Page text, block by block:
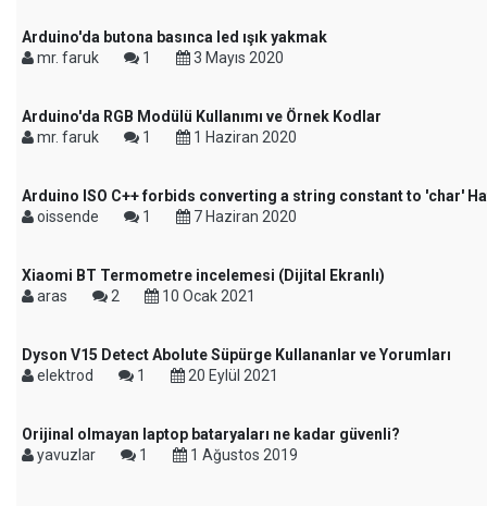
Arduino'da butona basınca led ışık yakmak
mr. faruk
1 3 Mayıs 2020
Arduino'da RGB Modülü Kullanımı ve Örnek Kodlar
mr. faruk
1 1 Haziran 2020
Arduino ISO C++ forbids converting a string constant to 'char'
oissende
1 7 Haziran 2020
Xiaomi BT Termometre incelemesi (Dijital Ekranlı)
aras
2 10 Ocak 2021
Dyson V15 Detect Abolute Süpürge Kullananlar ve Yorumları
elektrod
1 20 Eylül 2021
Orijinal olmayan laptop bataryaları ne kadar güvenli?
yavuzlar
1 1 Ağustos 2019